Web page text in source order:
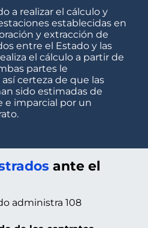
a realizar el cálculo y
establecidas en
y extracción de
entre el Estado y las
el cálculo a partir de
partes le
certeza de que las
sido estimadas de
imparcial por un
ante el
administra 108